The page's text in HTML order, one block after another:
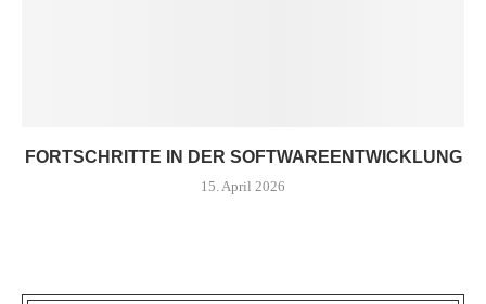
FORTSCHRITTE IN DER SOFTWAREENTWICKLUNG
15. April 2026